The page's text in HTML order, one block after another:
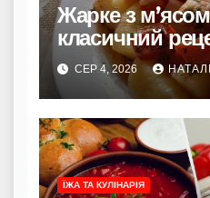
Жарке з
класичний
смаку
СЕР 4, 2026
ЇЖА ТА КУЛІНАРІЯ